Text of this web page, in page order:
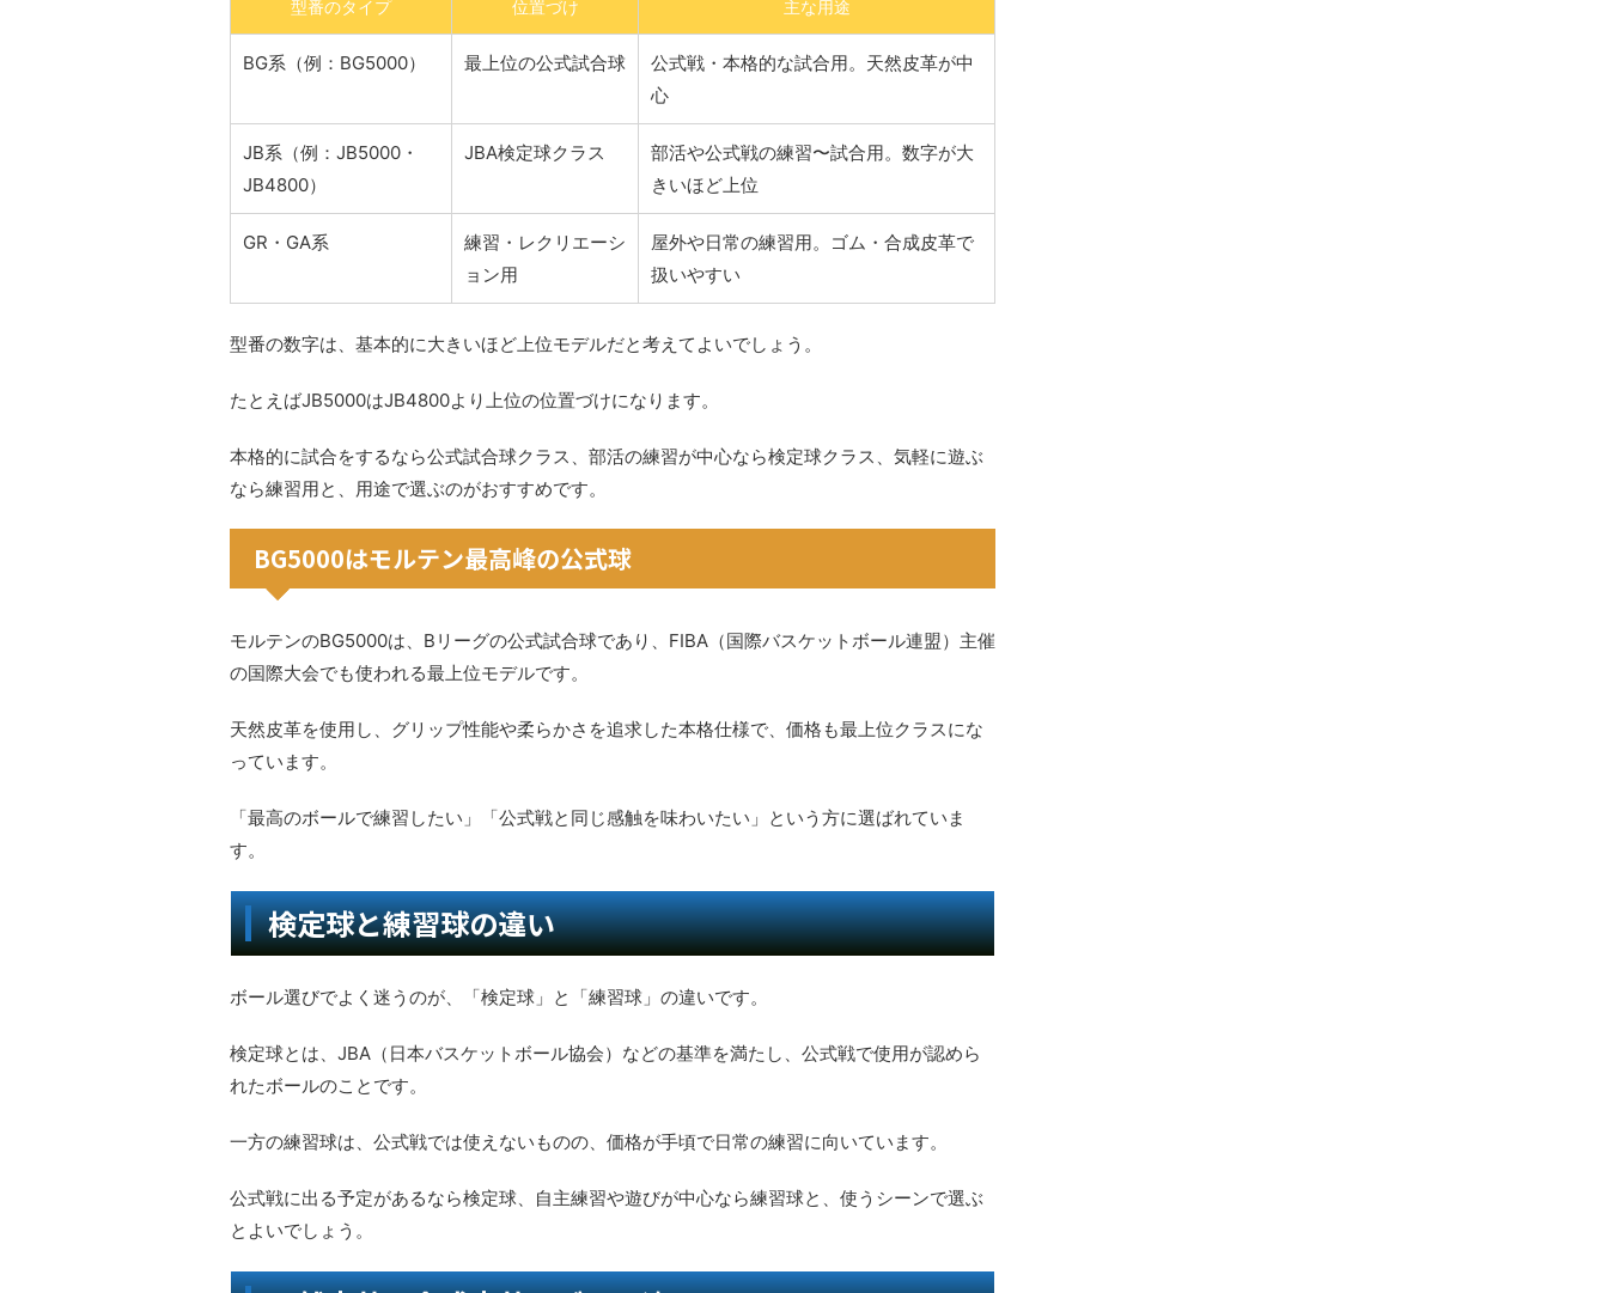
型番のタイプ 位置づけ 主な用途
BG系（例：BG5000） 最上位の公式試合球
公式戦・本格的な試合用。天然皮革が中
心
JB系（例：JB5000・
JB4800）
JBA検定球クラス
部活や公式戦の練習〜試合用。数字が大
きいほど上位
GR・GA系
練習・レクリエーシ
ョン用
屋外や日常の練習用。ゴム・合成皮革で
扱いやすい
型番の数字は、基本的に大きいほど上位モデルだと考えてよいでしょう。
たとえばJB5000はJB4800より上位の位置づけになります。
本格的に試合をするなら公式試合球クラス、部活の練習が中心なら検定球クラス、気軽に遊ぶ
なら練習用と、用途で選ぶのがおすすめです。
BG5000はモルテン最高峰の公式球
モルテンのBG5000は、Bリーグの公式試合球であり、FIBA（国際バスケットボール連盟）主催
の国際大会でも使われる最上位モデルです。
天然皮革を使用し、グリップ性能や柔らかさを追求した本格仕様で、価格も最上位クラスにな
っています。
「最高のボールで練習したい」「公式戦と同じ感触を味わいたい」という方に選ばれていま
す。
検定球と練習球の違い
ボール選びでよく迷うのが、「検定球」と「練習球」の違いです。
検定球とは、JBA（日本バスケットボール協会）などの基準を満たし、公式戦で使用が認めら
れたボールのことです。
一方の練習球は、公式戦では使えないものの、価格が手頃で日常の練習に向いています。
公式戦に出る予定があるなら検定球、自主練習や遊びが中心なら練習球と、使うシーンで選ぶ
とよいでしょう。